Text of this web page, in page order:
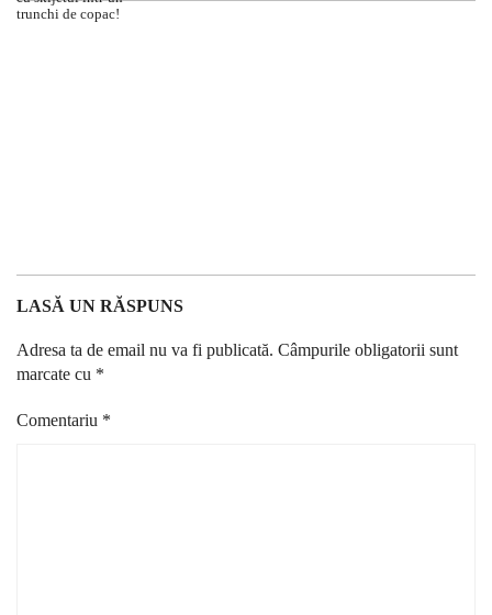
LASĂ UN RĂSPUNS
Adresa ta de email nu va fi publicată. Câmpurile obligatorii sunt
marcate cu *
Comentariu *